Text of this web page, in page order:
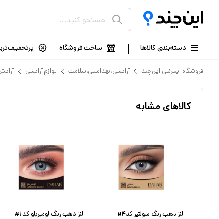
دسته‌بندی کالاها ساخت فروشگاه
فروشگاه اینترنتی این‌چند آرایشی،بهداشتی،سلامت لوازم آرایشی
کالاهای مشابه
لنز دهب رنگ سولتیر کد۴# لنز دهب رنگ لومیربلو کد ۱#